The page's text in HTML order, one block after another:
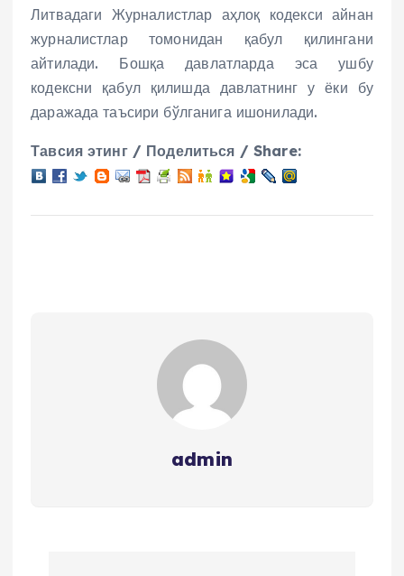
Литвадаги Журналистлар аҳлоқ кодекси айнан
журналистлар томонидан қабул қилингани
айтилади. Бошқа давлатларда эса ушбу
кодексни қабул қилишда давлатнинг у ёки бу
даражада таъсири бўлганига ишонилади.
Тавсия этинг / Поделиться / Share:
admin